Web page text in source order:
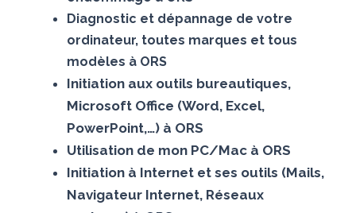
Diagnostic et dépannage de votre
ordinateur, toutes marques et tous
modèles à ORS
Initiation aux outils bureautiques,
Microsoft Office (Word, Excel,
PowerPoint,…) à ORS
Utilisation de mon PC/Mac à ORS
Initiation à Internet et ses outils (Mails,
Navigateur Internet, Réseaux